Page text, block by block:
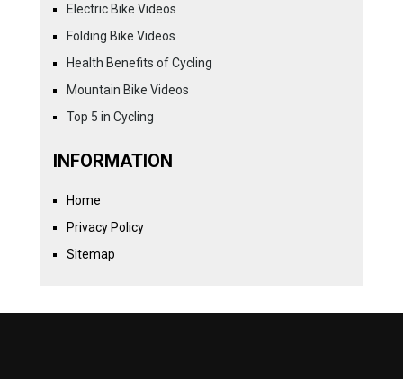
Electric Bike Videos
Folding Bike Videos
Health Benefits of Cycling
Mountain Bike Videos
Top 5 in Cycling
INFORMATION
Home
Privacy Policy
Sitemap